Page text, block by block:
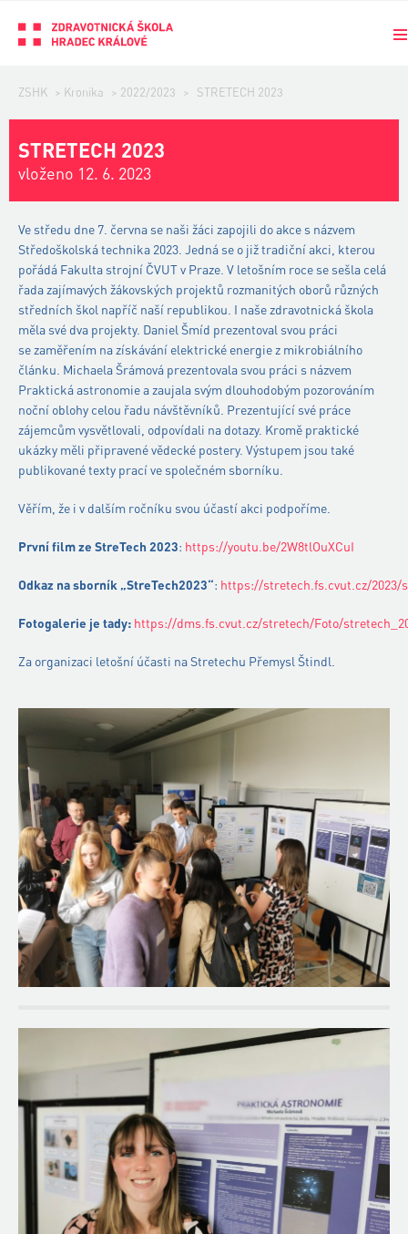
ZSHK > Kronika > 2022/2023 > STRETECH 2023
STRETECH 2023
vloženo 12. 6. 2023
Ve středu dne 7. června se naši žáci zapojili do akce s názvem
Středoškolská technika 2023. Jedná se o již tradiční akci, kterou
pořádá Fakulta strojní ČVUT v Praze. V letošním roce se sešla celá
řada zajímavých žákovských projektů rozmanitých oborů různých
středních škol napříč naší republikou. I naše zdravotnická škola
měla své dva projekty. Daniel Šmíd prezentoval svou práci
se zaměřením na získávání elektrické energie z mikrobiálního
článku. Michaela Šrámová prezentovala svou práci s názvem
Praktická astronomie a zaujala svým dlouhodobým pozorováním
noční oblohy celou řadu návštěvníků. Prezentující své práce
zájemcům vysvětlovali, odpovídali na dotazy. Kromě praktické
ukázky měli připravené vědecké postery. Výstupem jsou také
publikované texty prací ve společném sborníku.
Věřím, že i v dalším ročníku svou účastí akci podpoříme.
První film ze StreTech 2023: https://youtu.be/2W8tlOuXCuI
Odkaz na sborník „StreTech2023“: https://stretech.fs.cvut.cz/2023/
Fotogalerie je tady: https://dms.fs.cvut.cz/stretech/Foto/
Za organizaci letošní účasti na Stretechu Přemysl Štindl.